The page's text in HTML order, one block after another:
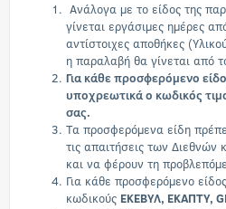
Ανάλογα με το είδος της
γίνεται εργάσιμες ημέρες
αντίστοιχες αποθήκες
η παραλαβή θα γίνεται από
Για κάθε προσφερόμενο
υποχρεωτικά ο κωδικός
σας.
Τα προσφερόμενα είδη
τις απαιτήσεις των
και να φέρουν τη
Για κάθε προσφερόμενο
κωδικούς ΕΚΕΒΥΛ, ΕΚΑΠΤΥ,